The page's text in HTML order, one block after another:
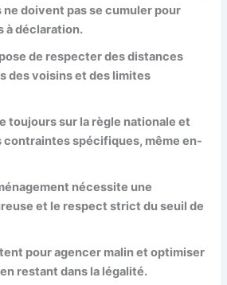
ne doivent pas se cumuler pour
à déclaration.
de respecter des distances
des voisins et des limites
toujours sur la règle nationale et
contraintes spécifiques, même en-
nécessite une
et le respect strict du seuil de
pour agencer malin et optimiser
restant dans la légalité.